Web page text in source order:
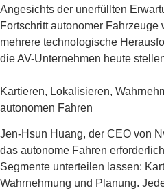
Angesichts der unerfüllten
Fortschritt autonomer Fahrzeuge
mehrere technologische
die AV-Unternehmen heute
Kartieren, Lokalisieren,
autonomen Fahren
Jen-Hsun Huang, der CEO von
das autonome Fahren
Segmente unterteilen lassen:
Wahrnehmung und Planung.